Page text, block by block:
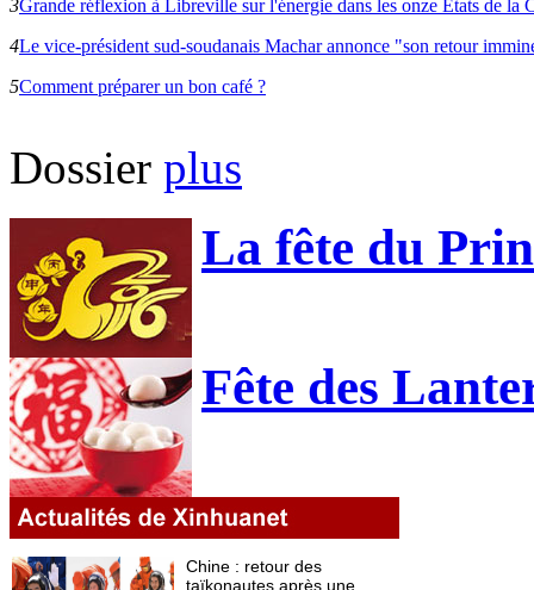
3Grande réflexion à Libreville sur l'énergie dans les onze Etats de la
4Le vice-président sud-soudanais Machar annonce "son retour
5Comment préparer un bon café ?
Dossier plus
La fête du
Fête des